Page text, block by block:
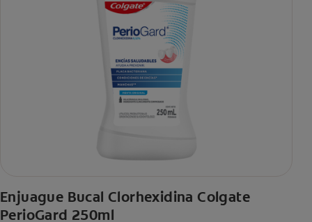
Enjuague Bucal Clorhexidina Colgate
PerioGard 250ml